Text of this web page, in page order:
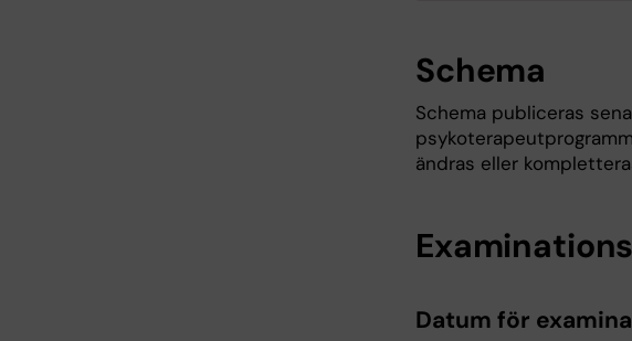
Schema
Schema publiceras
ändras eller
Datum för